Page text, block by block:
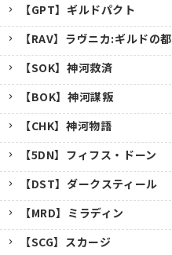
【GPT】ギルドパクト
【RAV】ラヴニカ:ギルドの都
【SOK】神河救済
【BOK】神河謀叛
【CHK】神河物語
【5DN】フィフス・ドーン
【DST】ダークスティール
【MRD】ミラディン
【SCG】スカージ